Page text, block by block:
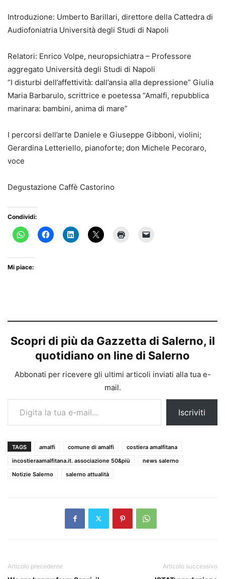
Introduzione: Umberto Barillari, direttore della Cattedra di
Audiofoniatria Università degli Studi di Napoli
Relatori: Enrico Volpe, neuropsichiatra – Professore
aggregato Università degli Studi di Napoli
“I disturbi dell’affettività: dall’ansia alla depressione” Giulia
Maria Barbarulo, scrittrice e poetessa “Amalfi, repubblica
marinara: bambini, anima di mare”
I percorsi dell’arte Daniele e Giuseppe Gibboni, violini;
Gerardina Letteriello, pianoforte; don Michele Pecoraro,
voce
Degustazione Caffè Castorino
Condividi:
Mi piace:
Scopri di più da Gazzetta di Salerno, il
quotidiano on line di Salerno
Abbonati per ricevere gli ultimi articoli inviati alla tua e-
mail.
Digita la tua e-mail...
Iscriviti
TAGS amalfi comune di amalfi
costiera amalfitana
incostieraamalfitana.it. associazione 50&più
news salerno
Notizie Salerno
salerno attualità
Articolo precedente Articolo successivo